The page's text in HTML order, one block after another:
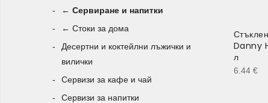
Danny
л
6.44 €
← Сервиране и напитки
← Стоки за дома
Десертни и коктейлни лъжички и
вилички
Сервизи за кафе и чай
Сервизи за напитки